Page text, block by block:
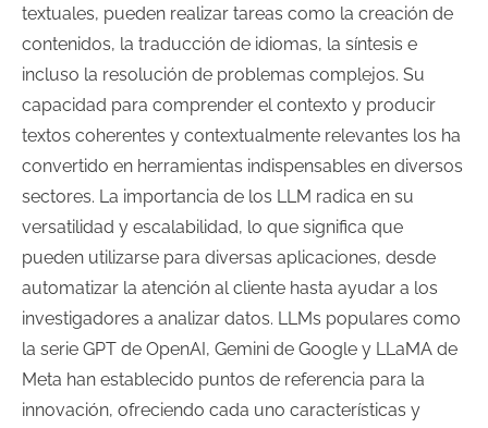
textuales, pueden realizar tareas como la creación de
contenidos, la traducción de idiomas, la síntesis e
incluso la resolución de problemas complejos. Su
capacidad para comprender el contexto y producir
textos coherentes y contextualmente relevantes los ha
convertido en herramientas indispensables en diversos
sectores. La importancia de los LLM radica en su
versatilidad y escalabilidad, lo que significa que
pueden utilizarse para diversas aplicaciones, desde
automatizar la atención al cliente hasta ayudar a los
investigadores a analizar datos. LLMs populares como
la serie GPT de OpenAI, Gemini de Google y LLaMA de
Meta han establecido puntos de referencia para la
innovación, ofreciendo cada uno características y